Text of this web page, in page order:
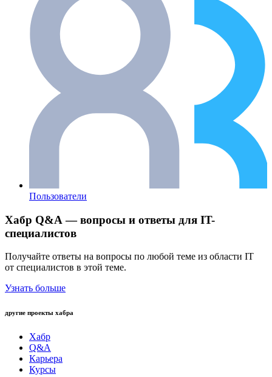
Пользователи
Хабр Q&A — вопросы и ответы для IT-
специалистов
Получайте ответы на вопросы по любой теме из области IT
от специалистов в этой теме.
Узнать больше
другие проекты хабра
Хабр
Q&A
Карьера
Курсы